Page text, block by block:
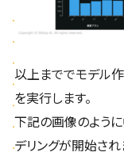
以上まででモデル
を実行します。
下記の画像のように
デリングが開始され